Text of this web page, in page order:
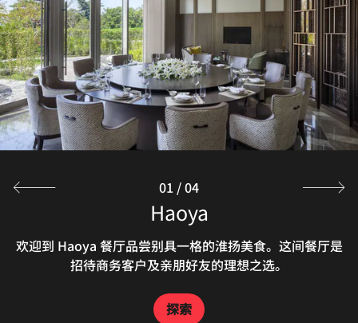
Haoya
欢迎到 Haoya 餐厅品尝别具一格的淮扬美食。这间餐厅是
招待商务客户及亲朋好友的理想之选。
探索
Hansa
这是一处休闲宜人的亚洲风味餐厅，各种食材陈列展示，供
您随心挑选。从韩式烧烤到新鲜生鱼片，菜品种类非常丰
Xuzhou Kitchen
Xuzhou Kitchen 全日制餐厅供应本地风味菜肴和各色亚洲
美食。
探索
Lobby Lounge
日间，酒店的酒廊供应醇香咖啡和热茶。夜间，您可以在此
品尝品类丰富的甜点、鸡尾酒和小吃。
探索
01 /04